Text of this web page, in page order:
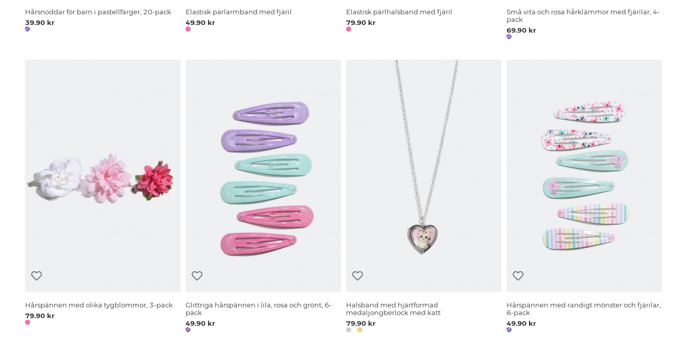
Hårsnoddar för barn i pastellfärger, 20-pack
39.90 kr
Elastisk pärlarmband med fjäril
49.90 kr
Elastisk pärlhalsband med fjäril
79.90 kr
Små vita och rosa hårklämmor med fjärilar, 4-
pack
69.90 kr
Hårspännen med olika tygblommor, 3-pack
79.90 kr
Glittriga hårspännen i lila, rosa och grönt, 6-
pack
49.90 kr
Halsband med hjärtformad
medaljongberlock med katt
79.90 kr
Hårspännen med randigt mönster och fjärilar,
6-pack
49.90 kr